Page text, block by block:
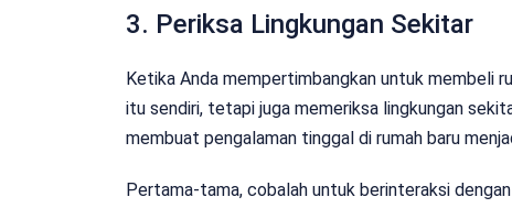
3. Periksa Lingkungan Sekitar
Ketika Anda mempertimbangkan untuk membeli
itu sendiri, tetapi juga memeriksa lingkungan
membuat pengalaman tinggal di rumah baru
Pertama-tama, cobalah untuk berinteraksi